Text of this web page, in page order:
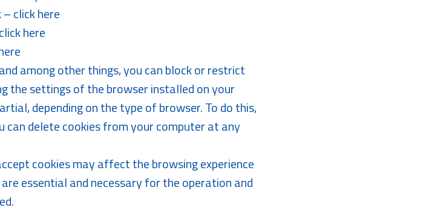
clickhere
here
among other things, you can block or restrict
the settings of the browser installed on your
depending on the type of browser. To do this,
can delete cookies from your computer at any
cookies may affect the browsing experience
essential and necessary for the operation and